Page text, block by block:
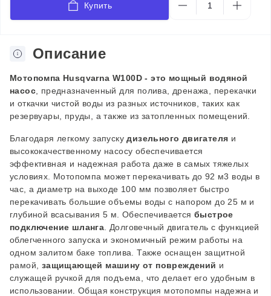
Купить
Описание
Мотопомпа Husqvarna W100D - это мощный водяной
насос , предназначенный для полива, дренажа, перекачки
и откачки чистой воды из разных источников, таких как
резервуары, пруды, а также из затопленных помещений.
Благодаря легкому запускудизельного двигателя и
высококачественному насосу обеспечивается
эффективная и надежная работа даже в самых тяжелых
условиях. Мотопомпа может перекачивать до 92 м3 воды в
час, а диаметр на выходе 100 мм позволяет быстро
перекачивать большие объемы воды с напором до 25 м и
глубиной всасывания 5 м. Обеспечивается быстрое
подключение шланга . Долговечный двигатель с функцией
облегченного запуска и экономичный режим работы на
одном залитом баке топлива. Также оснащен защитной
рамой, защищающей машину от повреждений и
служащей ручкой для подъема, что делает его удобным в
использовании. Общая конструкция мотопомпы надежна и